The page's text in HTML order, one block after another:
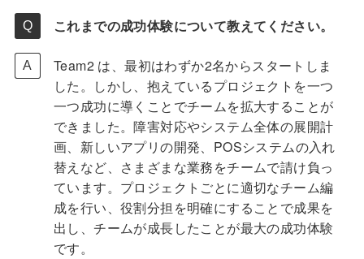
これまでの成功体験について教えてください。
Team2 は、最初はわずか2名からスタートしま
した。しかし、抱えているプロジェクトを一つ
一つ成功に導くことでチームを拡大することが
できました。障害対応やシステム全体の展開計
画、新しいアプリの開発、POSシステムの入れ
替えなど、さまざまな業務をチームで請け負っ
ています。プロジェクトごとに適切なチーム編
成を行い、役割分担を明確にすることで成果を
出し、チームが成長したことが最大の成功体験
です。